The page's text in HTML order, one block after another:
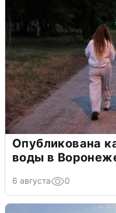
Опубликована
воды в
6 августа 0